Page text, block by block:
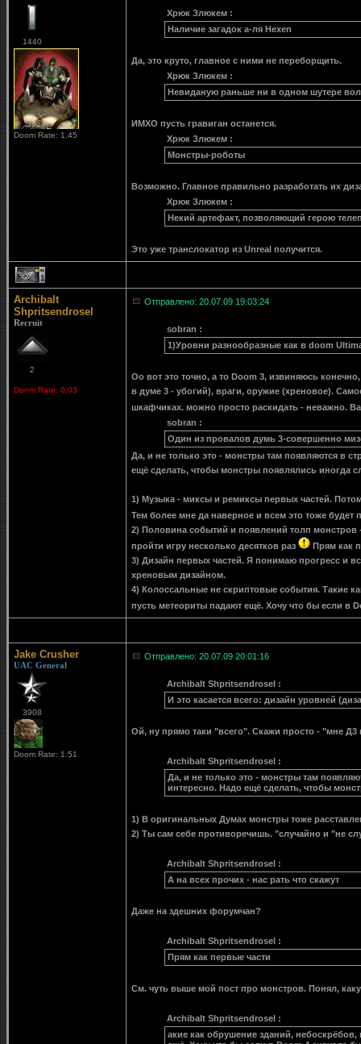
1440
Doom Rate: 1.45
Хрюк Злюкем :
Наличие загадок а-ля Hexen
Да, это круто, главное с ними не переборщить.
Хрюк Злюкем :
Невиданую раньше ни в одном шутере
ИМХО пусть гравиган останется.
Хрюк Злюкем :
Монстры-роботы
Возможно. Главное правильно разработать их
Хрюк Злюкем :
Некий артефакт, позволяющий герою
Это уже транслокатор из Unreal получится.
1
Archibalt
Shpritsendrosel
Recruit
2
Doom Rate: 0.03
Отправлено: 20.07.09 19:03:24
sobran :
1)Уровни разнообразные как в doom
Оо вот это точно, а то Doom 3, извиняюсь
в думе 3 - убогий), враги, оружие (хреновое).
шкафчиках. можно просто раскидать - неважно.
sobran :
Один из провалов думь 3-совершенно
Да, и не только это - монстры там появляются в
ещё сделать, чтобы монстры появлялись иногда
1) Музыка - миксы и ремиксы первых частей.
Тем более мне да наверное и всем это тоже будет
2) Половина событий и появлений толп
пройти игру несколько десятков раз
Прям как
3) Дизайн первых частей. Я понимаю прогресс и
хреновым дизайном.
4) Колоссальные не скриптовые события. Такие
пусть метеориты падают ещё. Хочу что бы если в
Jake Crusher
UAC General
3908
Doom Rate: 1.51
Отправлено: 20.07.09 20:01:16
Archibalt Shpritsendrosel :
И это касается всего: дизайн уровней
Ой, ну прямо таки "всего". Скажи просто - "мне
Archibalt Shpritsendrosel :
Да, и не только это - монстры там
интересно. Надо ещё сделать, чтобы
1) В оригинальных Думах монстры тоже
2) Ты сам себе противоречишь. "случайно и "не
Archibalt Shpritsendrosel :
А на всех прочих - нас рать что скажут
Даже на здешних форумчан?
Archibalt Shpritsendrosel :
Прям как первые части
См. чуть выше мой пост про монстров. Понял,
Archibalt Shpritsendrosel :
акие как обрушение зданий,